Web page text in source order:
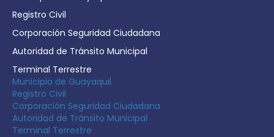
Registro Civil
Corporación Seguridad Ciudadana
Autoridad de Tránsito Municipal
Terminal Terrestre
Municipio de Guayaquil
Registro Civil
Corporación Seguridad Ciudadana
Autoridad de Tránsito Municipal
Terminal Terrestre